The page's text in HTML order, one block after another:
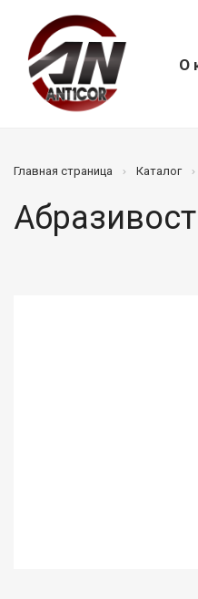
О
Главная страница Каталог